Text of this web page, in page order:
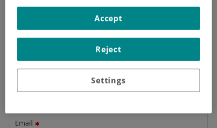
Indicar en el mensaje sobre qué máster quiere informarse.
Nombre
Email
Settings
Reject
Accept